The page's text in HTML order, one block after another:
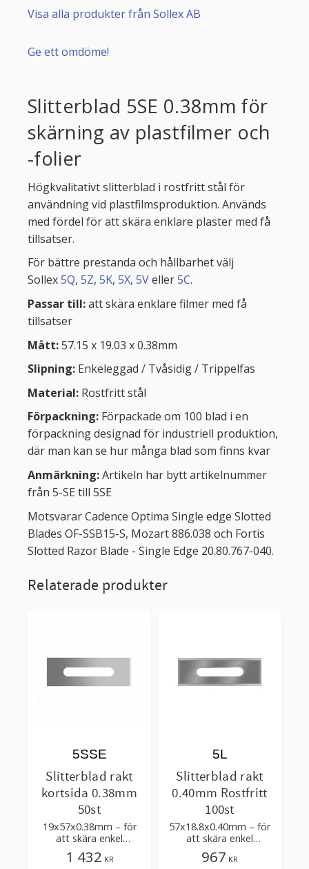
Visa alla produkter från Sollex AB
Ge ett omdöme!
Slitterblad 5SE 0.38mm för
skärning av plastfilmer och
-folier
Högkvalitativt slitterblad i rostfritt stål för
användning vid plastfilmsproduktion. Används
med fördel för att skära enklare plaster med få
tillsatser.
För bättre prestanda och hållbarhet välj
Sollex5Q, 5Z, 5K, 5X, 5Veller5C.
Passar till:att skära enklare filmer med få
tillsatser
Mått:57.15 x 19.03 x 0.38mm
Slipning: Enkeleggad / Tvåsidig / Trippelfas
Material: Rostfritt stål
Förpackning: Förpackade om 100 blad i en
förpackning designad för industriell produktion,
där man kan se hur många blad som finns kvar
Anmärkning:Artikeln har bytt artikelnummer
från 5-SE till 5SE
Motsvarar Cadence Optima Single edge Slotted
Blades OF-SSB15-S, Mozart 886.038 och Fortis
Slotted Razor Blade - Single Edge 20.80.767-040.
Relaterade produkter
Slitterblad rakt
kortsida 0.38mm
50st
19x57x0.38mm – för
att skära enkel
plastfilm med få
tillsatser
5SSE
1 432 KR
Slitterblad rakt
0.40mm Rostfritt
100st
57x18.8x0.40mm – för
att skära enkel
plastfilm med få
tillsatser
5L
967 KR